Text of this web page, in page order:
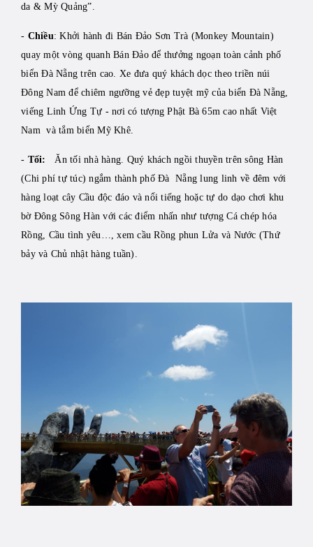
da & Mỳ Quảng”.
- Chiều: Khởi hành đi Bán Đảo Sơn Trà (Monkey Mountain)
quay một vòng quanh Bán Đảo để thưởng ngoạn toàn cảnh phố
biển Đà Nẵng trên cao. Xe đưa quý khách dọc theo triền núi
Đông Nam để chiêm ngưỡng vẻ đẹp tuyệt mỹ của biển Đà Nẵng,
viếng Linh Ứng Tự - nơi có tượng Phật Bà 65m cao nhất Việt
Nam và tắm biển Mỹ Khê.
- Tối: Ăn tối nhà hàng. Quý khách ngồi thuyền trên sông Hàn
(Chi phí tự túc) ngắm thành phố Đà Nẵng lung linh về đêm với
hàng loạt cây Cầu độc đáo và nổi tiếng hoặc tự do dạo chơi khu
bờ Đông Sông Hàn với các điểm nhấn như tượng Cá chép hóa
Rồng, Cầu tình yêu…, xem cầu Rồng phun Lửa và Nước (Thứ
bảy và Chủ nhật hàng tuần).